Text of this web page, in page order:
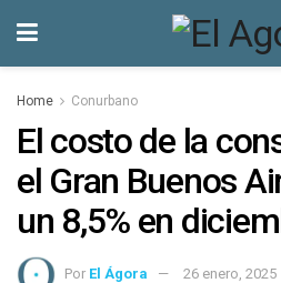
Home Conurbano
El costo de la
el Gran Buenos
un 8,5% en
Por El Ágora 26 enero, 2025